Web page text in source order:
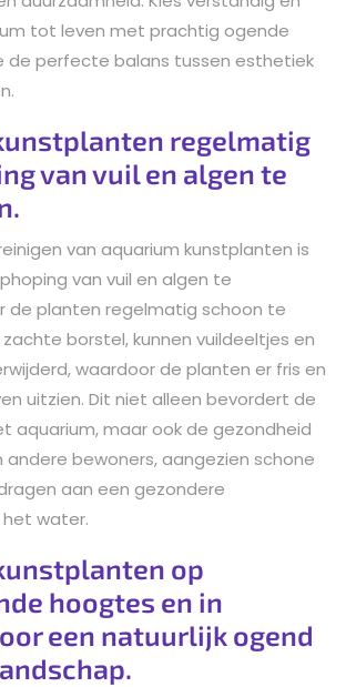
tot leven met prachtig ogende
de perfecte balans tussen esthetiek
regelmatig
van vuil en algen te
van aquarium kunstplanten is
van vuil en algen te
de planten regelmatig schoon te
borstel, kunnen vuildeeltjes en
waardoor de planten er fris en
uitzien. Dit niet alleen bevordert de
aquarium, maar ook de gezondheid
andere bewoners, aangezien schone
aan een gezondere
water.
op
hoogtes en in
een natuurlijk ogend